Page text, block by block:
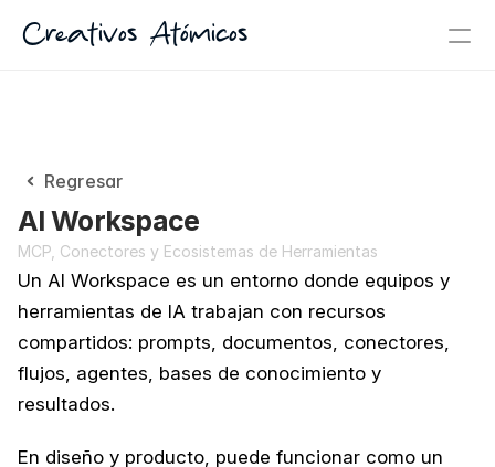
Creativos Atómicos
Regresar
AI Workspace
MCP, Conectores y Ecosistemas de Herramientas
Un AI Workspace es un entorno donde equipos y
herramientas de IA trabajan con recursos
compartidos: prompts, documentos, conectores,
flujos, agentes, bases de conocimiento y
resultados.
En diseño y producto, puede funcionar como un